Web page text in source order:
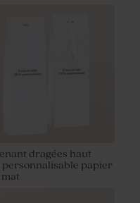
dragées haut
personnalisable papier